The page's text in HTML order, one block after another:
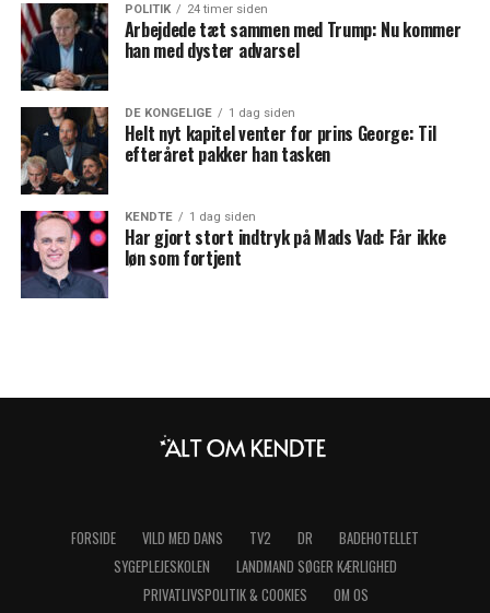
POLITIK 24 timer siden
Arbejdede tæt sammen med Trump: Nu kommer
han med dyster advarsel
DE KONGELIGE 1 dag siden
Helt nyt kapitel venter for prins George: Til
efteråret pakker han tasken
KENDTE 1 dag siden
Har gjort stort indtryk på Mads Vad: Får ikke
løn som fortjent
FORSIDE VILD MED DANS TV2 DR
BADEHOTELLET
SYGEPLEJESKOLEN
LANDMAND SØGER KÆRLIGHED
PRIVATLIVSPOLITIK & COOKIES
OM OS